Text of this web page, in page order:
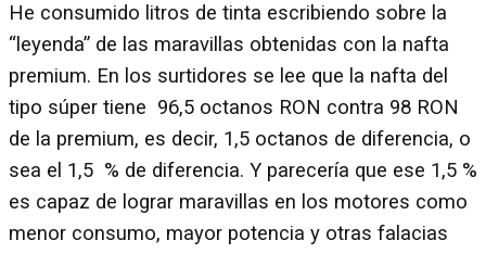
He consumido litros de tinta escribiendo sobre la
“leyenda” de las maravillas obtenidas con la nafta
premium. En los surtidores se lee que la nafta del
tipo súper tiene 96,5 octanos RON contra 98 RON
de la premium, es decir, 1,5 octanos de diferencia, o
sea el 1,5 % de diferencia. Y parecería que ese 1,5 %
es capaz de lograr maravillas en los motores como
menor consumo, mayor potencia y otras falacias